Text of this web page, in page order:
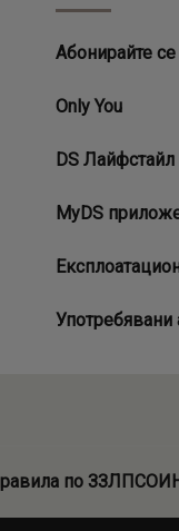
Абонирайте
Only You
DS Лайфстайл
MyDS
по